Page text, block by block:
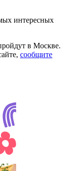
интересных
в Москве.
сообщите